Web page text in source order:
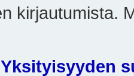
kirjautumista.
Yksityisyyden